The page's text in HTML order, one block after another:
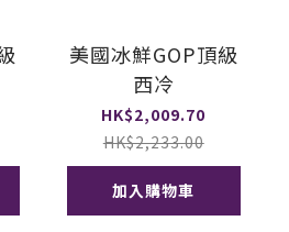
美國冰鮮GOP頂級
西冷
HK$2,009.70
HK$2,233.00
加入購物車